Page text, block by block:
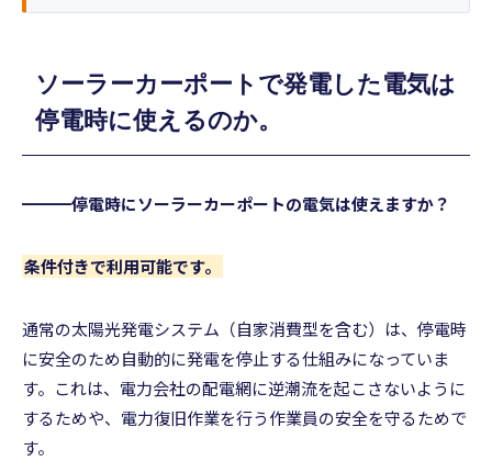
ソーラーカーポートで発電した電気は
停電時に使えるのか。
━━━停電時にソーラーカーポートの電気は使えますか？
条件付きで利用可能です。
通常の太陽光発電システム（自家消費型を含む）は、停電時
に安全のため自動的に発電を停止する仕組みになっていま
す。これは、電力会社の配電網に逆潮流を起こさないように
するためや、電力復旧作業を行う作業員の安全を守るためで
す。